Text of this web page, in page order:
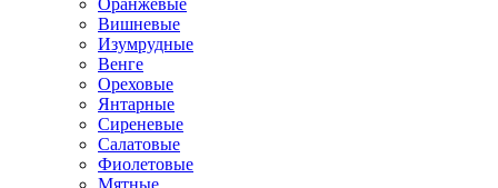
Оранжевые
Вишневые
Изумрудные
Венге
Ореховые
Янтарные
Сиреневые
Салатовые
Фиолетовые
Мятные